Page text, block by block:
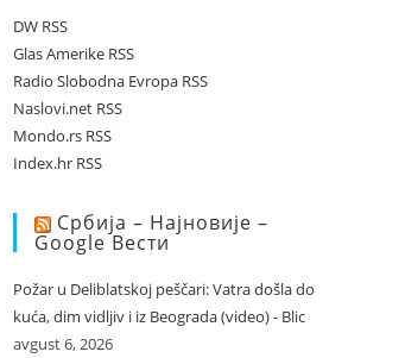
DW RSS
Glas Amerike RSS
Radio Slobodna Evropa RSS
Naslovi.net RSS
Mondo.rs RSS
Index.hr RSS
Србија – Најновије –
Google Вести
Požar u Deliblatskoj peščari: Vatra došla do
kuća, dim vidljiv i iz Beograda (video) - Blic
avgust 6, 2026